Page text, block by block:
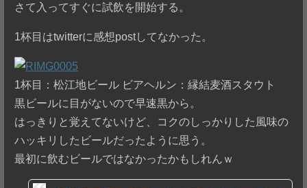
さて入ってすぐに試飲を開始する。
1杯目はtwitterに感想postしてなかった。
1杯目：松江地ビール ビアヘルン：縁結麦酒スタウト
黒ビールに目がないので早速黒から。
はっきりと覚えてないけど、コクのしっかりした風味の
ハッキリしたビールだったように思う。
最初に飲むビールではなかったかもしれんｗ